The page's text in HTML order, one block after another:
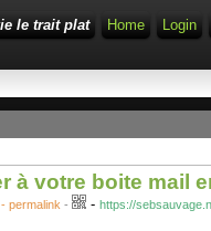
le trait plat Home Login
à votre boite mail
permalink - - https://